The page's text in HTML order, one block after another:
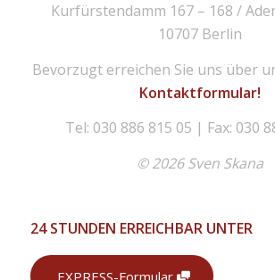
Kurfürstendamm 167 – 168 /
10707 Berlin
Bevorzugt erreichen Sie uns über
Kontaktformular!
Tel: 030 886 815 05 | Fax: 030
© 2026 Sven Skana
24 STUNDEN ERREICHBAR UNTER
EXPRESS-Formular